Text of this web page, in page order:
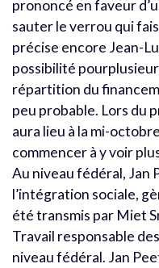
prononcé en faveur
sauter le verrou qui
précise encore Jean-
possibilité
répartition du
peu probable. Lors du
aura lieu à la mi-
commencer à y voir
Au niveau fédéral, Jan
l’intégration sociale,
été transmis par Miet
Travail responsable
niveau fédéral. Jan